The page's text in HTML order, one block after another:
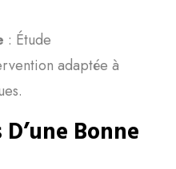
: Étude
adaptée à
Bonne